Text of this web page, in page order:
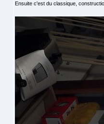
Ensuite c'est du classique,